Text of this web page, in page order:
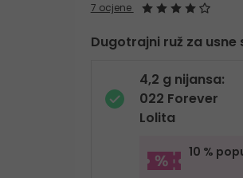
7 ocjene
Dugotrajni ruž za usne
4,2 g nijansa:
022 Forever
Lolita
10 %